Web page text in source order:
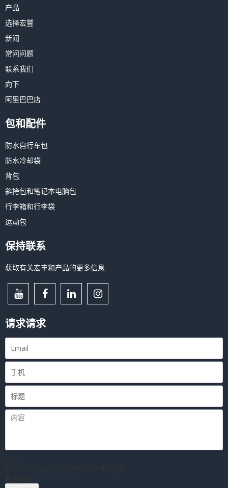
产品
选择宏豐
新闻
常问问题
联系我们
向下
阿里巴巴店
包和配件
防水自行车包
防水冷却袋
背包
斜挎包和笔记本电脑包
行李箱和行李袋
运动包
保持联系
获取有关宏丰和产品的更多信息
请求请求